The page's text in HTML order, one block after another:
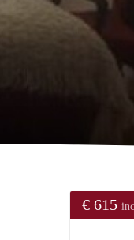
€ 615